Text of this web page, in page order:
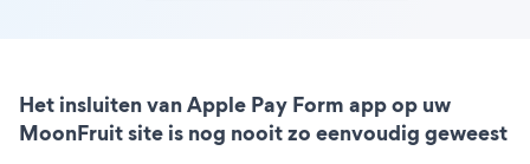
Het insluiten van Apple Pay Form app op uw
MoonFruit site is nog nooit zo eenvoudig geweest